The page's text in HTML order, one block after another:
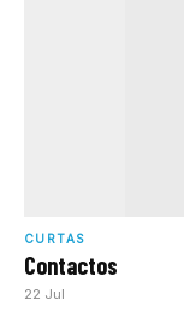
CURTAS
Contactos
22 Jul